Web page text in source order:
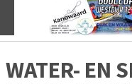
WATER- EN